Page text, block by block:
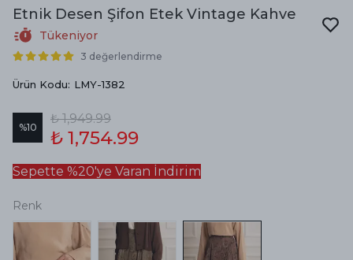
Etnik Desen Şifon Etek Vintage Kahve
Tükeniyor
3 değerlendirme
Ürün Kodu: LMY-1382
%10
₺ 1,949.99
₺ 1,754.99
Sepette %20'ye Varan İndirim
Renk